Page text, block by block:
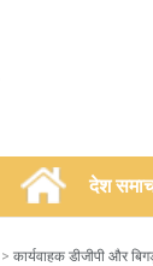
– देश
> कार्यवाहक डीजीपी और